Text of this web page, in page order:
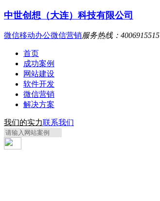
中世创想（大连）科技有限公司
微信移动办公微信营销服务热线：4006915515
首页
成功案例
网站建设
软件开发
微信营销
解决方案
我们的实力联系我们